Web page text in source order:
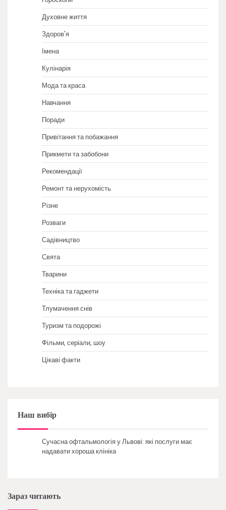
Духовне життя
Здоров'я
Імена
Кулінарія
Мода та краса
Навчання
Поради
Привітання та побажання
Прикмети та забобони
Рекомендації
Ремонт та нерухомість
Різне
Розваги
Садівництво
Свята
Тварини
Техніка та гаджети
Тлумачення снів
Туризм та подорожі
Фільми, серіали, шоу
Цікаві факти
Наш вибір
Сучасна офтальмологія у Львові: які послуги має
надавати хороша клініка
Зараз читають